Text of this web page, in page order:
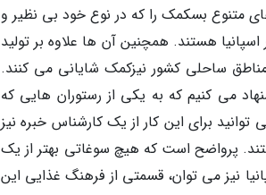
متنوع بسکمک را که در نوع خود بی نظیر و
اسپانیا هستند. همچنین آن ها علاوه بر تولید
ساحلی کشور نیزکمک شایانی می کنند.
می کنیم که به یکی از رستوران هایی که
برای این کار از یک کارشناس خبره نیز
پرواضح است که هیچ سوغاتی بهتر از یک
نیز می توان، قسمتی از فرهنگ غذایی این